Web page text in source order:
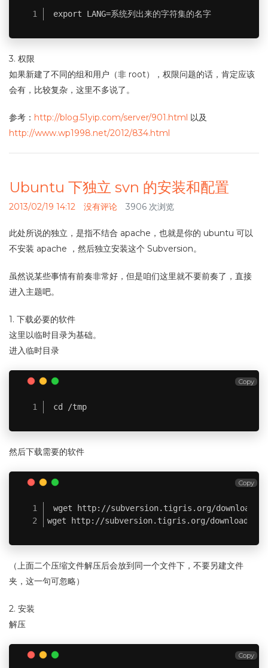
export LANG=系统列出来的字符集的名字
3. 权限
如果新建了不同的组和用户（非 root），权限问题的话，肯定应该
会有，比较复杂，这里不多说了。
参考： http://blog.51yip.com/server/901.html 以及
http://www.wp1998.net/2012/834.html
Ubuntu 下独立 svn 的安装和配置
2013/02/19 14:12 没有评论 3906 次浏览
此处所说的独立，是指不结合 apache，也就是你的 ubuntu 可以
不安装 apache ，然后独立安装这个 Subversion。
虽然说某些事情有前奏非常好，但是咱们这里就不要前奏了，直接
进入主题吧。
1. 下载必要的软件
这里以临时目录为基础。
进入临时目录
cd /tmp
Copy
然后下载需要的软件
wget http://subversion.tigris.org/downloads/
wget http://subversion.tigris.org/downloads/
Copy
（上面二个压缩文件解压后会放到同一个文件下，不要另建文件
夹，这一句可忽略）
2. 安装
解压
Copy